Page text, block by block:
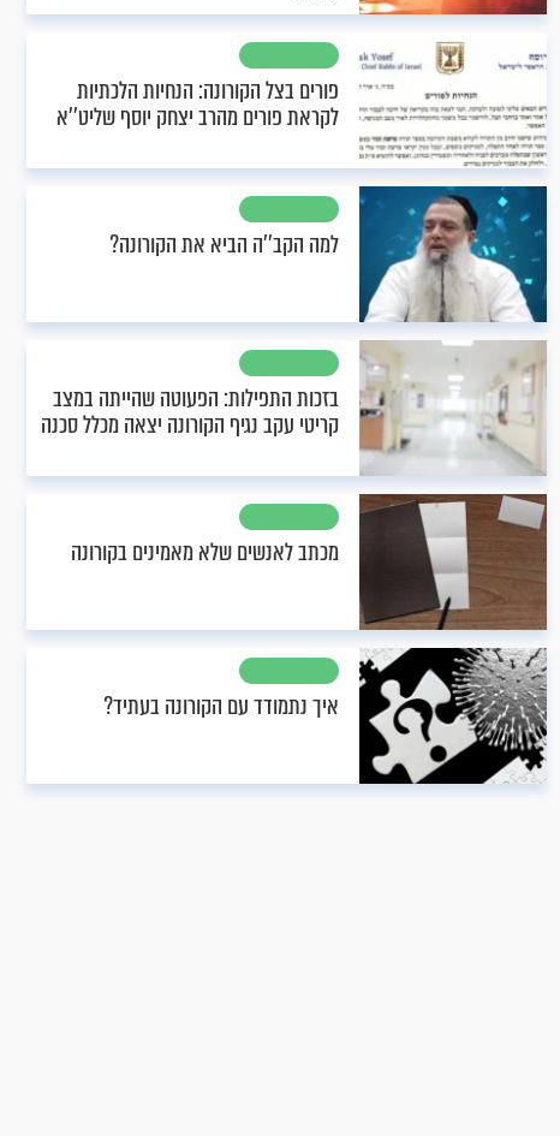
פורים בצל הקורונה: הנחיות הלכתיות
לקראת פורים מהרב יצחק יוסף שליט’’א
למה הקב’’ה הביא את הקורונה?
בזכות התפילות: הפעוטה שהייתה במצב
קריטי עקב נגיף הקורונה יצאה מכלל סכנה
מכתב לאנשים שלא מאמינים בקורונה
איך נתמודד עם הקורונה בעתיד?